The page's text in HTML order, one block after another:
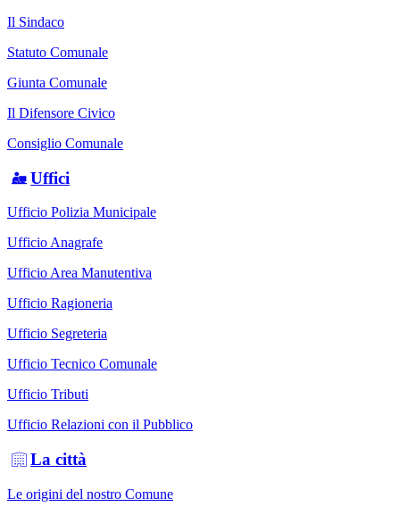
Il Sindaco
Statuto Comunale
Giunta Comunale
Il Difensore Civico
Consiglio Comunale
Uffici
Ufficio Polizia Municipale
Ufficio Anagrafe
Ufficio Area Manutentiva
Ufficio Ragioneria
Ufficio Segreteria
Ufficio Tecnico Comunale
Ufficio Tributi
Ufficio Relazioni con il Pubblico
La città
Le origini del nostro Comune